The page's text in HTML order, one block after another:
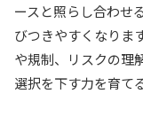
ースと照らし合わせ
びつきやすくなりま
や規制、リスクの理
選択を下す力を育て